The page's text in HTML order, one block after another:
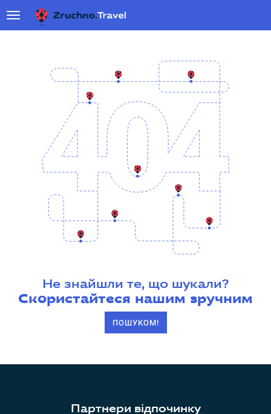
Не знайшли те, що шукали?
Скористайтеся нашим зручним
ПОШУКОМ!
Партнери відпочинку